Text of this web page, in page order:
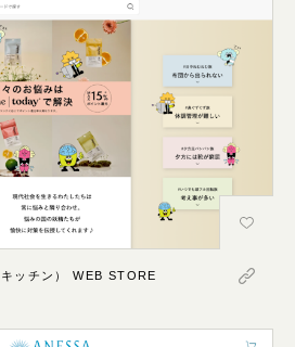
ッチン） WEB STORE